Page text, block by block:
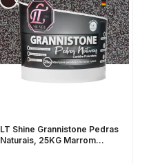
LT Shine Grannistone Pedras
Naturais, 25KG Marrom